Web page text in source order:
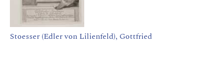
Stoesser (Edler von Lilienfeld), Gottfried